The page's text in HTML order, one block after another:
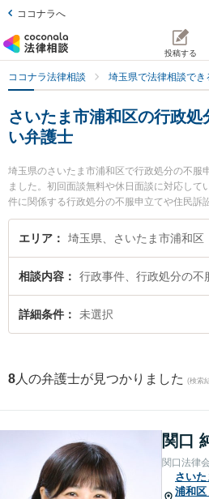
ココナラへ
投稿する
ココナラ法律相談 埼玉県で法律相談でき
さいたま市浦和区の行政
い弁護士
埼玉県のさいたま市浦和区で行政処分の不服
ました。初回面談無料や休日面談に対応して
件に関係する行政処分の不服申立てや住民訴
等の細かな分野での絞り込み検索もでき便利
貴幸弁護士や弁護士法人KTG 浦和法律事務
てのトラブルを今すぐに弁護士に相談したい
ブル解決の実績豊富な近くの弁護士を検索し
の不服申立てを法律相談できるさいたま市
エリア 埼玉県、さいたま市浦和区
相談内容 行政事件、行政処分の不
詳細条件 未選択
8 人の弁護士が見つかりました (検索
関口
関口法律
さい
浦和区